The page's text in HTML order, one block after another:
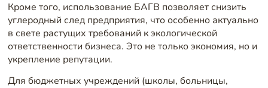
Кроме того, использование БАГВ позволяет снизить
углеродный след предприятия, что особенно актуально
в свете растущих требований к экологической
ответственности бизнеса. Это не только экономия, но и
укрепление репутации.
Для бюджетных учреждений (школы, больницы,